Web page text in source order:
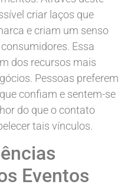
criar laços que
e criam um senso
Essa
dos recursos mais
Pessoas preferem
confiam e sentem-se
do que o contato
tais vínculos.
Eventos